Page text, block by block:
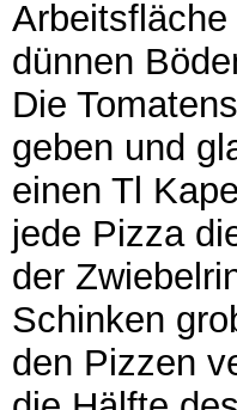
dünnen
Die
geben und
einen Tl
jede Pizza
der
Schinken
den Pizzen